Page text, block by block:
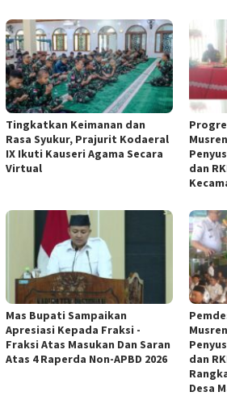
Tingkatkan Keimanan dan
Rasa Syukur, Prajurit Kodaeral
IX Ikuti Kauseri Agama Secara
Virtual
dan
Mas Bupati Sampaikan
Apresiasi Kepada Fraksi -
Fraksi Atas Masukan Dan Saran
Atas 4 Raperda Non-APBD 2026
dan
Desa